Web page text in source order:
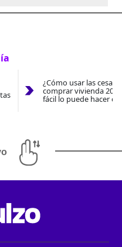
¿Cómo usar las
comprar vivienda
fácil lo puede hacer